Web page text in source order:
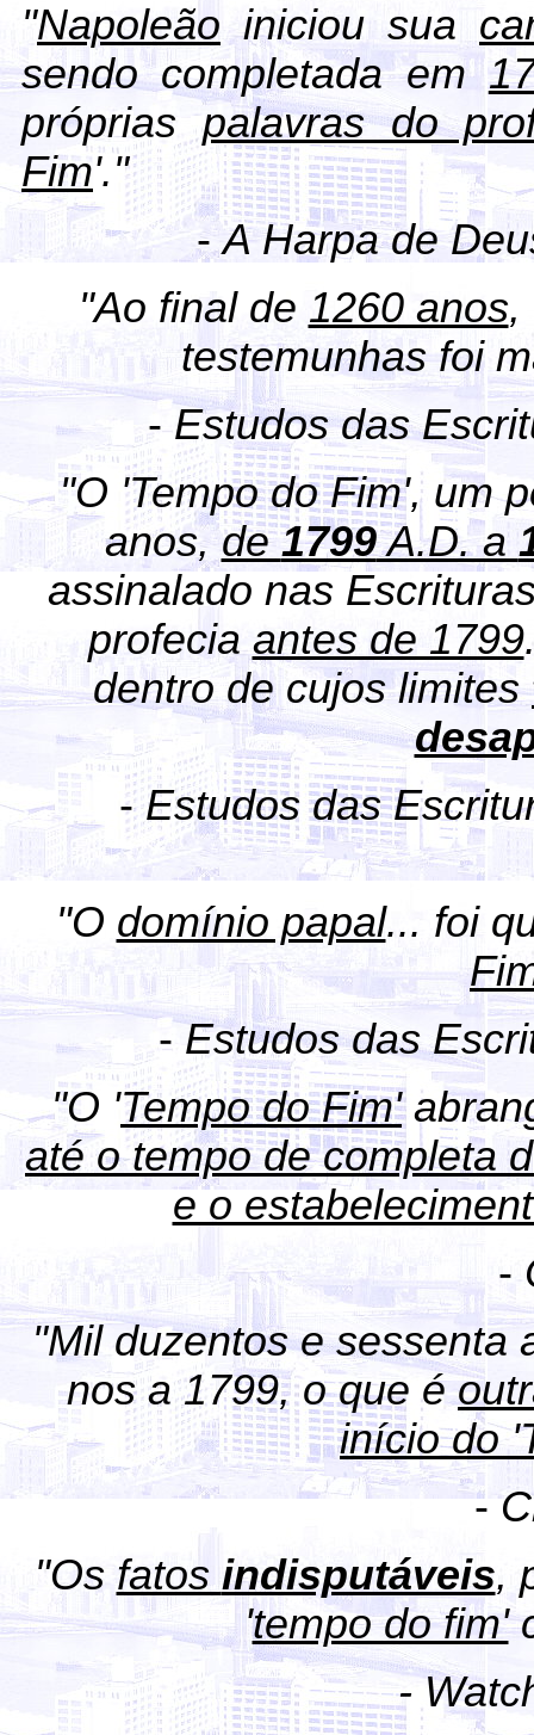
"Napoleão iniciou sua
sendo completada em
própriaspalavras do
Fim'."
-A Harpa de
"Ao final de 1260 anos,
testemunhas foi
- Estudos das
"O 'Tempo do Fim', um
anos,de1799A.D. a
assinalado nas
profecia antes de 1799
dentro de cujos limites
-Estudos das
"O domínio papal... foi
-Estudos das
"O 'Tempo do Fim'
até o tempo de completa
e o
-
"Mil duzentos e sessenta
nos a 1799, o que é
início do
-
"Os fatos indisputáveis,
'tempo do fim'
-